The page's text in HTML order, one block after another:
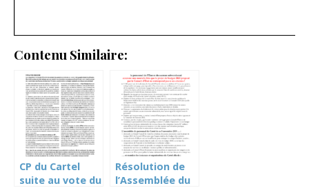
Contenu Similaire:
CP du Cartel
suite au vote du
Résolution de
l’Assemblée du